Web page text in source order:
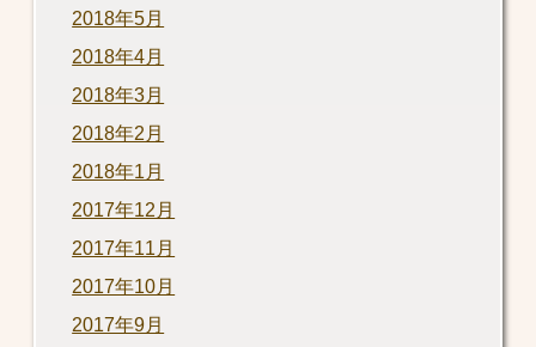
2018年5月
2018年4月
2018年3月
2018年2月
2018年1月
2017年12月
2017年11月
2017年10月
2017年9月